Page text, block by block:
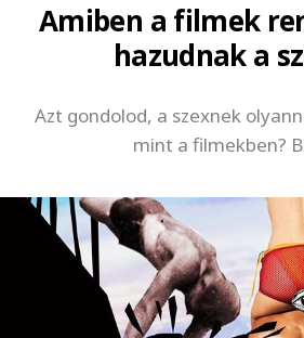
Amiben a filmek
hazudnak a
Azt gondolod, a szexnek
mint a filmekben?